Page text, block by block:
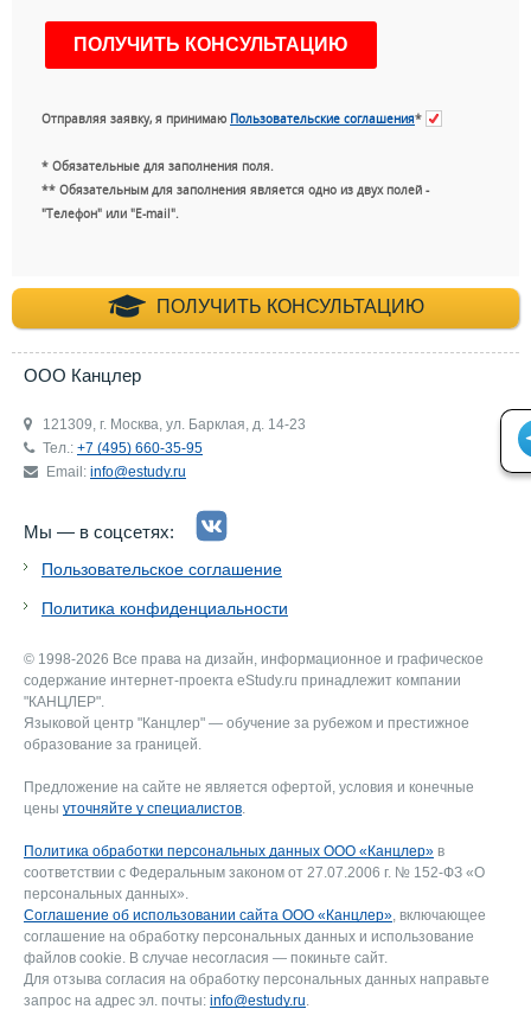
Отправляя заявку, я принимаю Пользовательские соглашения*
* Обязательные для заполнения поля.
** Обязательным для заполнения является одно из двух полей -
"Телефон" или "E-mail".
ПОЛУЧИТЬ КОНСУЛЬТАЦИЮ
+7 (495) 660-35-
ООО Канцлер
121309, г. Москва, ул. Барклая, д. 14-23
Тел.: +7 (495) 660-35-95
Email: info@estudy.ru
Мы — в соцсетях:
Пользовательское соглашение
Политика конфиденциальности
© 1998-2026 Все права на дизайн, информационное и графическое
содержание интернет-проекта eStudy.ru принадлежит компании
"КАНЦЛЕР".
Языковой центр "Канцлер" — обучение за рубежом и престижное
образование за границей.
Предложение на сайте не является офертой, условия и конечные
цены уточняйте у специалистов
Политика обработки персональных данных ООО «Канцлер» в
соответствии с Федеральным законом от 27.07.2006 г. № 152-ФЗ «О
персональных данных».
Соглашение об использовании сайта ООО «Канцлер» , включающее
соглашение на обработку персональных данных и использование
файлов cookie. В случае несогласия — покиньте сайт.
Для отзыва согласия на обработку персональных данных направьте
запрос на адрес эл. почты: info@estudy.ru